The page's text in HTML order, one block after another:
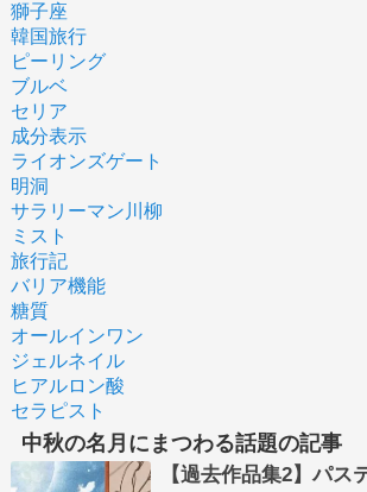
獅子座
韓国旅行
ピーリング
ブルベ
セリア
成分表示
ライオンズゲート
明洞
サラリーマン川柳
ミスト
旅行記
バリア機能
糖質
オールインワン
ジェルネイル
ヒアルロン酸
セラピスト
中秋の名月にまつわる話題の記事
【過去作品集2】パス